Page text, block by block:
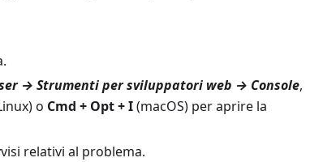
→ Strumenti per sviluppatori web → Console,
o Cmd + Opt + I(macOS) per aprire la
relativi al problema.